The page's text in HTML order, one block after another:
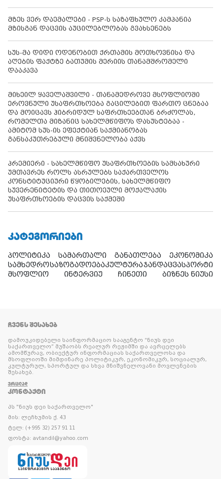
მზეს ვერ დაემალები - PSP-ს საზაფხულო კამპანია
მზისგან დაცვის აუცილებლობას გვახსენებს
სუს-მა დიდი ოდენობით ქრთამის მოთხოვნისა და
აღების ფაქტზე ბათუმის მერიის თანამშრომელი
დააკავა
მიხეილ ყაველაშვილი - თანამედროვე მსოფლიოში
ეროვნული უსაფრთხოება გაცილებით ფართო ცნებაა
და მოიცავს ჰიბრიდულ საფრთხეებთან ბრძოლას,
რომელთა მიზანიც სახელმწიფოს დასუსტებაა -
ამიტომ სუს-ის ეფექტიან საქმიანობას
განსაკუთრებული მნიშვნელობა აქვს
პრემიერი - სახელმწიფო უსაფრთხოების სამსახური
უმთავრეს როლს ასრულებს საქართველოს
კონსტიტუციური წყობილების, სახელმწიფო
სუვერენიტეტის და თითოეული მოქალაქის
უსაფრთხოების დაცვის საქმეში
ᲙᲐᲢᲔᲒᲝᲠᲘᲔᲑᲘ
პოლიტიკა სამართალი განათლება
ეკონომიკა
სამხედროსაზოგადოებაკულტურაჯანდაცვასპორტი
მსოფლიო
ინტერვიუ ჩინეთი ბიზნეს ნიუსი
ᲩᲕᲔᲜᲡ ᲨᲔᲡᲐᲮᲔᲑ
დამოუკიდებელი საინფორმაციო სააგენტო “ნიუს დეი
საქართველო” მუშაობს რეალურ რეჟიმში და ავრცელებს
ამომწურავ, ობიექტურ ინფორმაციას საქართველოსა და
მსოფლიოში მიმდინარე პოლიტიკურ, ეკონომიკურ, სოციალურ,
კულტურულ, სპორტულ და სხვა მნიშვნელოვანი მოვლენების
შესახებ.
ᲕᲠᲪᲚᲐᲓ
ᲙᲝᲜᲢᲐᲥᲢᲘ
პს "ნიუს დეი საქართველო"
მის: ლეჩხუმის ქ. 43
ტელ: (+995 32) 257 91 11
ფოსტა: avtandil@yahoo.com